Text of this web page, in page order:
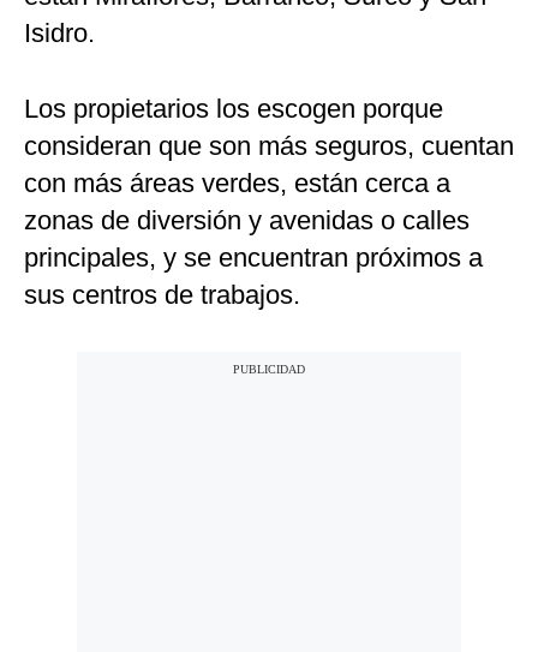
Isidro.
Los propietarios los escogen porque
consideran que son más seguros, cuentan
con más áreas verdes, están cerca a
zonas de diversión y avenidas o calles
principales, y se encuentran próximos a
sus centros de trabajos.